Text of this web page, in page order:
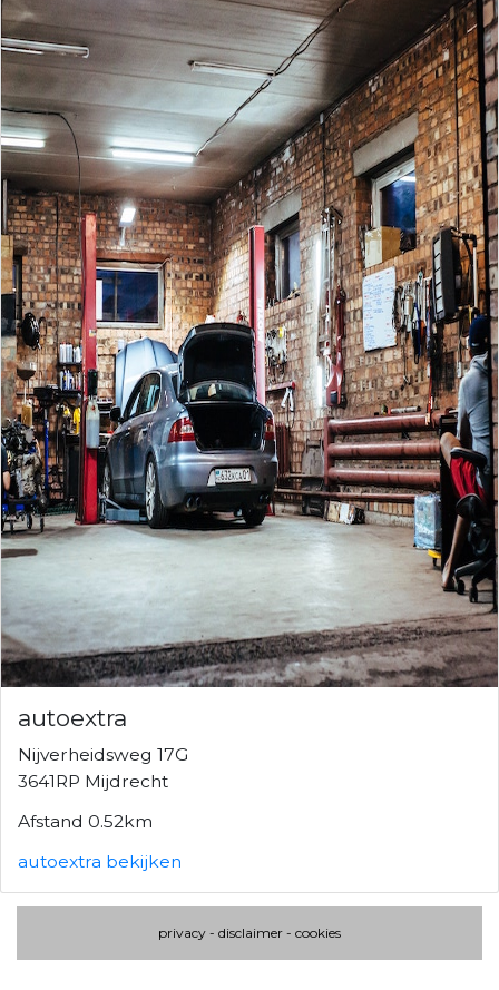
autoextra
Nijverheidsweg 17G
3641RP Mijdrecht
Afstand 0.52km
autoextra bekijken
privacy - disclaimer - cookies